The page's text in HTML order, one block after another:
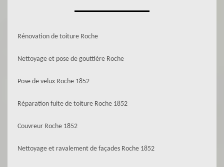
Rénovation de toiture Roche
Nettoyage et pose de gouttière Roche
Pose de velux Roche 1852
Réparation fuite de toiture Roche 1852
Couvreur Roche 1852
Nettoyage et ravalement de façades Roche 1852